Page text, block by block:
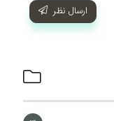
ارسال نظر